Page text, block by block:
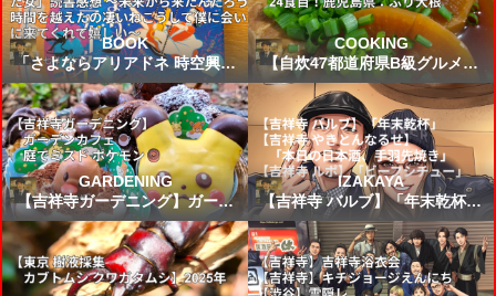
BOOK
「さよならアリアドネ 時空興信
所から来た女」読書感想 ～未来
から来たんだろう時間を越えた
の凄いねこうして僕に会いに来
てくれて嬉しい～
COOKING
【自炊47都道府県B級グルメ】
24食目！鹿児島県：ぶり大根
GARDENING
【吉祥寺ガーデニング】ガーデ
ンカフェ☕庭でミスド ポケモン
🍩
IZAKAYA
【吉祥寺 バルブ】「年末乾杯」
【吉祥寺 やきとんなるせ】「本
日の日本酒、手羽先焼き」【吉
祥寺 ルポ】「ビーフシチュー」